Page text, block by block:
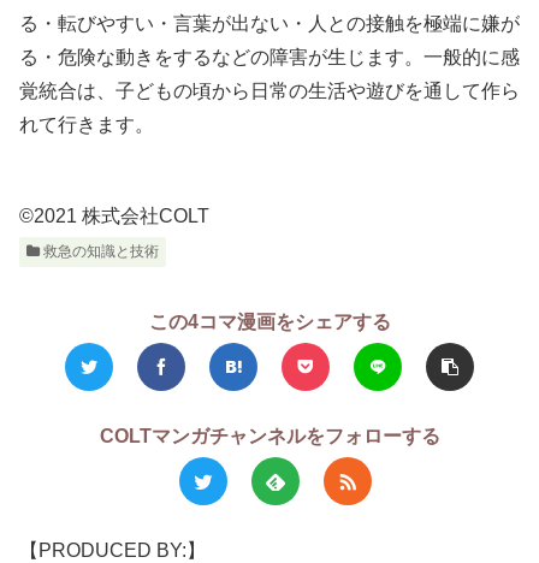
る・転びやすい・言葉が出ない・人との接触を極端に嫌が
る・危険な動きをするなどの障害が生じます。一般的に感
覚統合は、子どもの頃から日常の生活や遊びを通して作ら
れて行きます。
©2021 株式会社COLT
救急の知識と技術
この4コマ漫画をシェアする
COLTマンガチャンネルをフォローする
【PRODUCED BY:】